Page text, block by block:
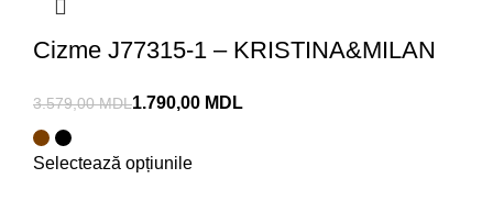
Cizme J77315-1 – KRISTINA&MILAN
3.579,00MDL1.790,00 MDL
Selectează opțiunile